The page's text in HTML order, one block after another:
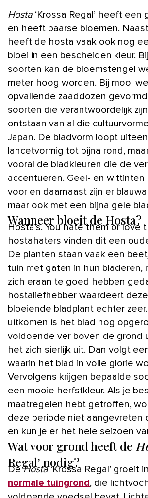
Hosta ‘Krossa Regal’ heeft een
en heeft paarse bloemen.
heeft de hosta vaak ook nog
bloei in een bescheiden kleur.
soorten kan de bloemstengel
meter hoog worden. Bij mooi
opvallende zaaddozen
soorten die verantwoordelijk
ontstaan van al die
Japan. De bladvorm loopt
lancetvormig tot bijna rond,
vooral de bladkleuren die de
accentueren. Geel- en wittinten
voor en daarnaast zijn er
maar ook met een bijna gele
Wanneer bloeit de Hosta?
Hosta’s. You hate them or love
hostahaters vinden dit een
De planten staan vaak een
tuin met gaten in hun bladeren,
zich eraan te goed hebben
hostaliefhebber waardeert
bloeiende bladplant echter
uitkomen is het blad nog
voldoende ver boven de grond
het zich sierlijk uit. Dan volgt
waarin het blad in volle glorie
Vervolgens krijgen bepaalde
een mooie herfstkleur. Als je
maatregelen hebt getroffen,
deze periode niet aangevreten
en kun je er het hele seizoen
Wat voor grond heeft de
Regal’ nodig?
DeHosta‘Krossa Regal’ groeit
normale tuingrond , die